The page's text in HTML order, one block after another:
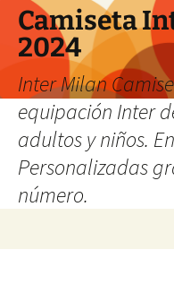
Camiseta
2024
Inter Milan
equipación Inter
adultos y niños.
Personalizadas
número.